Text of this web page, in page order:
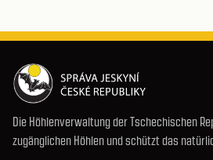
Die Höhlenverwaltung der Tschechischen
zugänglichen Höhlen und schützt das